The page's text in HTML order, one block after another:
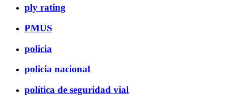
ply rating
PMUS
policia
policia nacional
política de seguridad vial